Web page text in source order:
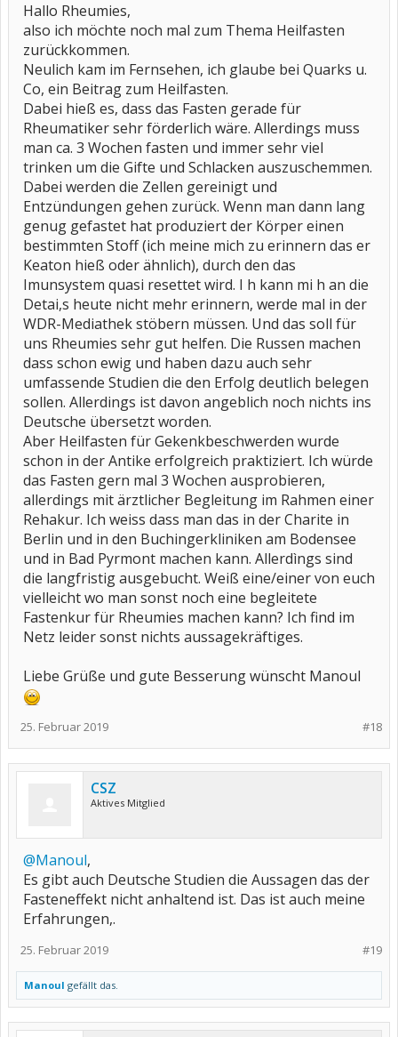
Hallo Rheumies,
also ich möchte noch mal zum Thema Heilfasten
zurückkommen.
Neulich kam im Fernsehen, ich glaube bei Quarks u.
Co, ein Beitrag zum Heilfasten.
Dabei hieß es, dass das Fasten gerade für
Rheumatiker sehr förderlich wäre. Allerdings muss
man ca. 3 Wochen fasten und immer sehr viel
trinken um die Gifte und Schlacken auszuschemmen.
Dabei werden die Zellen gereinigt und
Entzündungen gehen zurück. Wenn man dann lang
genug gefastet hat produziert der Körper einen
bestimmten Stoff (ich meine mich zu erinnern das er
Keaton hieß oder ähnlich), durch den das
Imunsystem quasi resettet wird. I h kann mi h an die
Detai,s heute nicht mehr erinnern, werde mal in der
WDR-Mediathek stöbern müssen. Und das soll für
uns Rheumies sehr gut helfen. Die Russen machen
dass schon ewig und haben dazu auch sehr
umfassende Studien die den Erfolg deutlich belegen
sollen. Allerdings ist davon angeblich noch nichts ins
Deutsche übersetzt worden.
Aber Heilfasten für Gekenkbeschwerden wurde
schon in der Antike erfolgreich praktiziert. Ich würde
das Fasten gern mal 3 Wochen ausprobieren,
allerdings mit ärztlicher Begleitung im Rahmen einer
Rehakur. Ich weiss dass man das in der Charite in
Berlin und in den Buchingerkliniken am Bodensee
und in Bad Pyrmont machen kann. Allerdìngs sind
die langfristig ausgebucht. Weiß eine/einer von euch
vielleicht wo man sonst noch eine begleitete
Fastenkur für Rheumies machen kann? Ich find im
Netz leider sonst nichts aussagekräftiges.
Liebe Grüße und gute Besserung wünscht Manoul
#18
25. Februar 2019
CSZ
Aktives Mitglied
@Manoul,
Es gibt auch Deutsche Studien die Aussagen das der
Fasteneffekt nicht anhaltend ist. Das ist auch meine
Erfahrungen,.
#19
25. Februar 2019
Manoul gefällt das.